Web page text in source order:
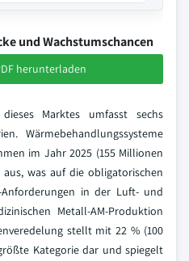
und Wachstumschancen
herunterladen
Marktes umfasst sechs
Wärmebehandlungssysteme
im Jahr 2025 (155 Millionen
was auf die obligatorischen
in der Luft- und
Metall-AM-Produktion
stellt mit 22 % (100
Kategorie dar und spiegelt